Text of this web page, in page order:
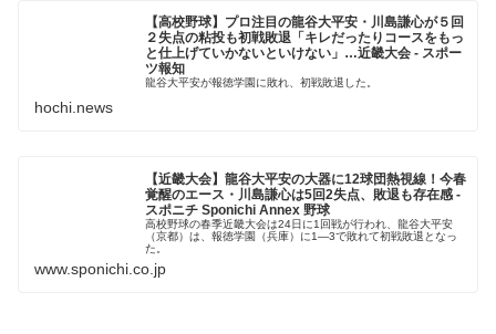
【高校野球】プロ注目の龍谷大平安・川島謙心が５回
２失点の粘投も初戦敗退「キレだったりコースをもっ
と仕上げていかないといけない」…近畿大会 - スポー
ツ報知
龍谷大平安が報徳学園に敗れ、初戦敗退した。
hochi.news
【近畿大会】龍谷大平安の大器に12球団熱視線！今春
覚醒のエース・川島謙心は5回2失点、敗退も存在感 -
スポニチ Sponichi Annex 野球
高校野球の春季近畿大会は24日に1回戦が行われ、龍谷大平安
（京都）は、報徳学園（兵庫）に1―3で敗れて初戦敗退となっ
た。
www.sponichi.co.jp